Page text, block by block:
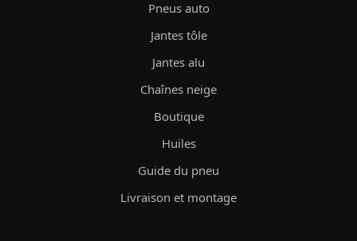
Pneus auto
Jantes tôle
Jantes alu
Chaînes neige
Boutique
Huiles
Guide du pneu
Livraison et montage